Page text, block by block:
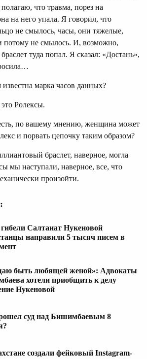
полагаю, что травма, порез на
на него упала. Я говорил, что
не смылось, часы, они тяжелые,
потому не смылось. И, возможно,
туда попал. Я сказал: «Достань»,
марка часов данных?
Ролексы.
по вашему мнению, женщина может
и порвать цепочку таким образом?
браслет, наверное, могла
мы наступали, наверное, все, что
произойти.
Салтанат Нукеновой
направили 5 тысяч писем в
быть любящей женой»: Адвокаты
хотели приобщить к делу
Нукеновой
суд над Бишимбаевым 8
создали фейковый Instagram-